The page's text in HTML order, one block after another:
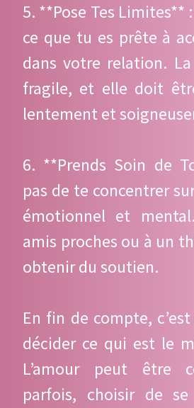
5. **Pose Tes Limites**
ce que tu es prête à
dans votre relation.
fragile, et elle doit
lentement et
6. **Prends Soin de
pas de te concentrer
émotionnel et
amis proches ou à un
obtenir du soutien.
En fin de compte,
décider ce qui est le
L’amour peut être
parfois, choisir de